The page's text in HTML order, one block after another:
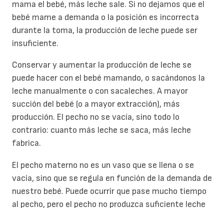
mama el bebé, más leche sale. Si no dejamos que el
bebé mame a demanda o la posición es incorrecta
durante la toma, la producción de leche puede ser
insuficiente.
Conservar y aumentar la producción de leche se
puede hacer con el bebé mamando, o sacándonos la
leche manualmente o con sacaleches. A mayor
succión del bebé (o a mayor extracción), más
producción. El pecho no se vacía, sino todo lo
contrario: cuanto más leche se saca, más leche
fabrica.
El pecho materno no es un vaso que se llena o se
vacía, sino que se regula en función de la demanda de
nuestro bebé. Puede ocurrir que pase mucho tiempo
al pecho, pero el pecho no produzca suficiente leche